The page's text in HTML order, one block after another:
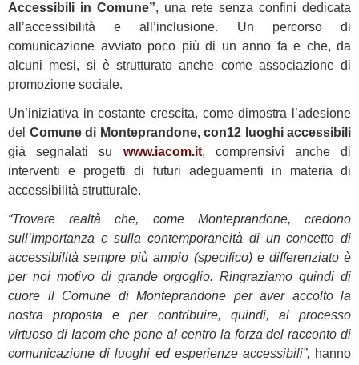
Accessibili in Comune”, una rete senza confini dedicata
all’accessibilità e all’inclusione. Un percorso di
comunicazione avviato poco più di un anno fa e che, da
alcuni mesi, si è strutturato anche come associazione di
promozione sociale.
Un’iniziativa in costante crescita, come dimostra l’adesione
del Comune di Monteprandone, con12 luoghi accessibili
già segnalati su www.iacom.it, comprensivi anche di
interventi e progetti di futuri adeguamenti in materia di
accessibilità strutturale.
“Trovare realtà che, come Monteprandone, credono
sull’importanza e sulla contemporaneità di un concetto di
accessibilità sempre più ampio (specifico) e differenziato è
per noi motivo di grande orgoglio. Ringraziamo quindi di
cuore il Comune di Monteprandone per aver accolto la
nostra proposta e per contribuire, quindi, al processo
virtuoso di Iacom che pone al centro la forza del racconto di
comunicazione di luoghi ed esperienze accessibili”, hanno